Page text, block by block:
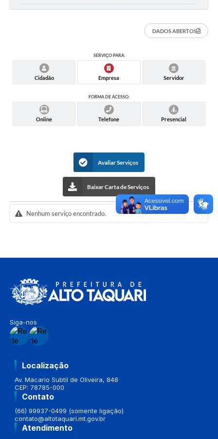
DADOS ABERTOS
SERVIÇO PARA:
Cidadão Empresa Servidor
FORMA DE ACESSO:
Online Telefone Presencial
Avaliar Serviços
Baixar Carta de Serviços
Nenhum serviço encontrado.
Siga-nos
Localização
Av. Macario Subtil de Oliveira, 848
CEP: 78785-000
Contato
(66) 99937-0499 (somente ligação)
contato@altotaquari.mt.gov.br
Atendimento